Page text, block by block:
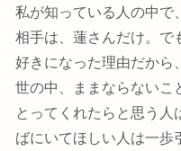
私が知っている人の中で
相手は、蓮さんだけ。で
好きになった理由だから
世の中、ままならないこ
とってくれたらと思う
ばにいてほしい人は一歩